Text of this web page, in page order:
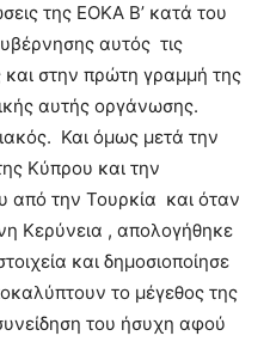
της ΕΟΚΑ Β’ κατά του
αυτός τις
στην πρώτη γραμμή της
αυτής οργάνωσης.
Και όμως μετά την
Κύπρου και την
από την Τουρκία και όταν
Κερύνεια , απολογήθηκε
και δημοσιοποίησε
το μέγεθος της
του ήσυχη αφού